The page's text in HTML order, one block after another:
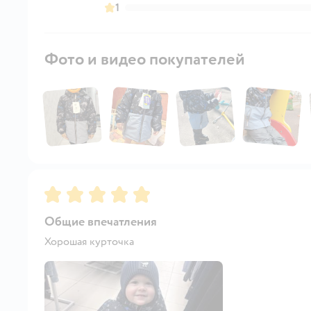
1
Фото и видео покупателей
Рейтинг:5
Общие впечатления
Хорошая курточка